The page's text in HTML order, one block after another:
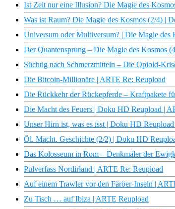
Ist Zeit nur eine Illusion? Die Magie des
Was ist Raum? Die Magie des Kosmos (2/4) |
Universum oder Multiversum? | Die Magie
Der Quantensprung – Die Magie des Kosmos
Süchtig nach Schmerzmitteln – Die Opioid-
Die Bitcoin-Millionäre | ARTE Re: Reupload
Die Rückkehr der Rückepferde – Kraftpakete
Die Macht des Feuers | Doku HD Reupload |
Unser Hirn ist, was es isst | Doku HD
Öl. Macht. Geschichte (2/2) | Doku HD
Das Kolosseum in Rom – Denkmäler der
Pulverfass Nordirland | ARTE Re: Reupload
Auf einem Trawler vor den Färöer-Inseln |
Zu Tisch … auf Ibiza | ARTE Reupload